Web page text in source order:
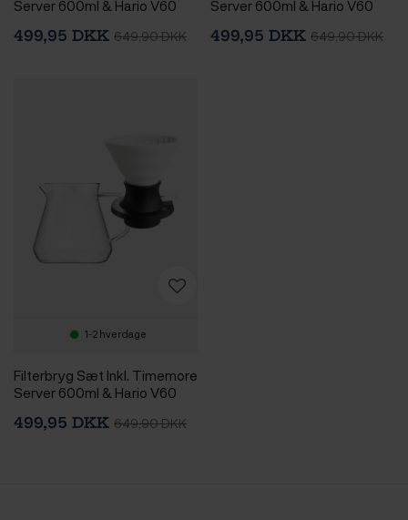
Server 600ml & Hario V60
Keramik 2 Kop. Turkis & 100
499,95 DKK 649,90 DKK
Server 600ml & Hario V60
Keramik 2 Kop. Pink & 100
499,95 DKK 649,90 DKK
1-2 hverdage
Filterbryg Sæt Inkl. Timemore
Server 600ml & Hario V60
Keramik 2 Kop. Hvid & 100
499,95 DKK 649,90 DKK